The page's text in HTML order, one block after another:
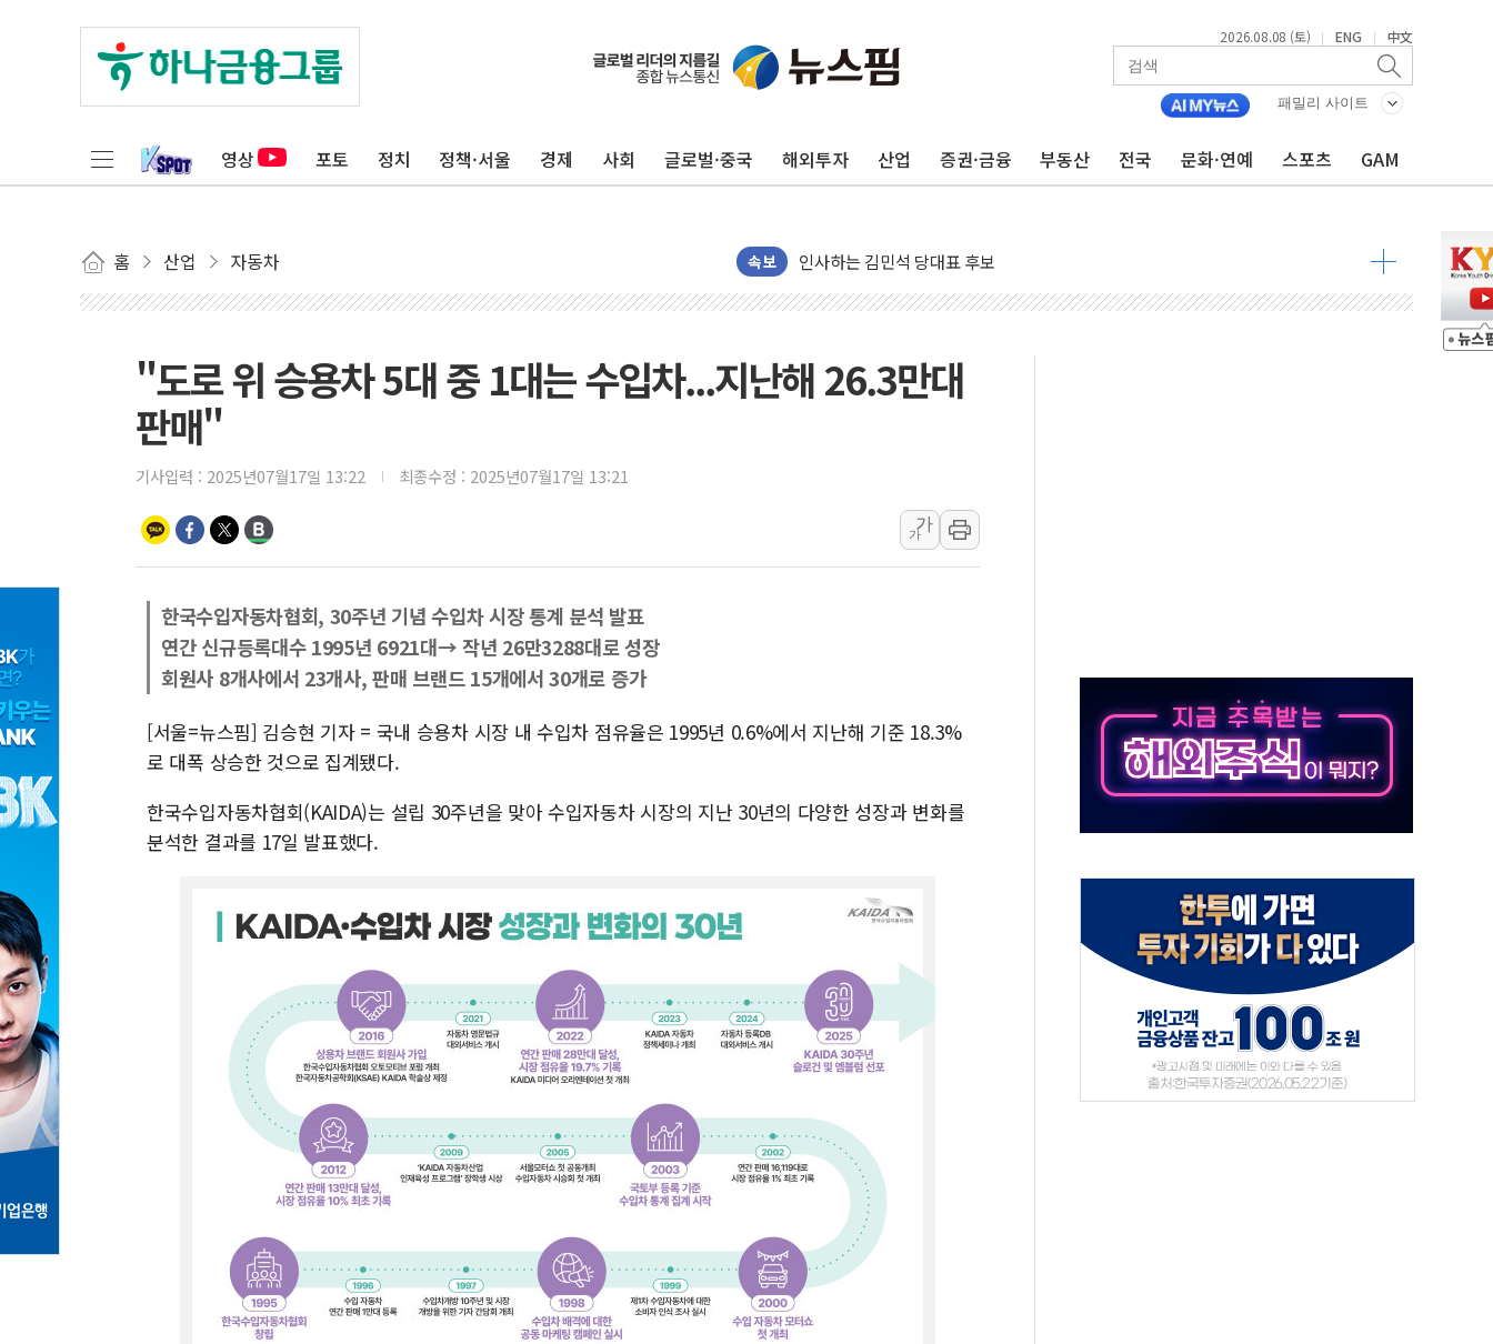
2026.08.08 (토) | ENG | 中文
패밀리 사이트
영상 포토 정치 정책·서울 경제 사회 글로벌·중국 해외투자 산업 증권·금융 부동산 전국 문화·연예 스포츠 GAM
홈 산업 자동차 속보
포항시 재난예산 40억 긴급 투입…고수온 양식장 복구·지원 '총력'
[종합] 김민석, 정청래에 '0.86%p' 차 재역전 성공...金 45.42% vs 鄭 44.56%
인천 합동연설회 나선 송영길·정청래·김민석 당대표 후보
인사하는 김민석 당대표 후보
[속보] 민주, 제주·인천 경선 결과 발표...김민석 47.75% 정청래 42.08%
[속보] 민주, 제주 경선 결과 발표...김민석 52.64% 정청래 39.89% 송영길 7.47%
이번주 국내 주요 금융일정(8.10~8.14)
서울 중랑구 주택가서 흉기 난동…60대 남성 2명 숨져
李대통령 "결혼 때문에 손해 보는 일 없게"…'결혼 페널티' 22개 과제 손본다
'화합' 꺼낸 김민석에 '뻔뻔' 받아친 정청래…제주 연설서 신경전 고조
"도로 위 승용차 5대 중 1대는 수입차...지난해 26.3만대
판매"
기사입력 : 2025년07월17일 13:22 최종수정 : 2025년07월17일 13:21
가
가
한국수입자동차협회, 30주년 기념 수입차 시장 통계 분석 발표
연간 신규등록대수 1995년 6921대→ 작년 26만3288대로 성장
회원사 8개사에서 23개사, 판매 브랜드 15개에서 30개로 증가
[서울=뉴스핌] 김승현 기자 = 국내 승용차 시장 내 수입차 점유율은 1995년 0.6%에서 지난해 기준 18.3%
로 대폭 상승한 것으로 집계됐다.
한국수입자동차협회(KAIDA)는 설립 30주년을 맞아 수입자동차 시장의 지난 30년의 다양한 성장과 변화를
분석한 결과를 17일 발표했다.